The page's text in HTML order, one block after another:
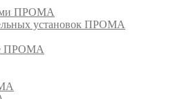
ПРОМА
установок ПРОМА
ПРОМА